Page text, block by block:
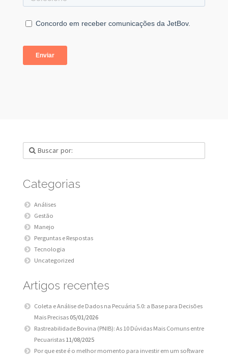
Categorias
Análises
Gestão
Manejo
Perguntas e Respostas
Tecnologia
Uncategorized
Artigos recentes
Coleta e Análise de Dados na Pecuária 5.0: a Base para Decisões
Mais Precisas 05/01/2026
Rastreabilidade Bovina (PNIB): As 10 Dúvidas Mais Comuns entre
Pecuaristas 11/08/2025
Por que este é o melhor momento para investir em um software